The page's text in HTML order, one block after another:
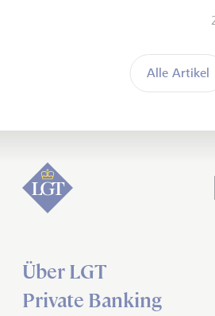
Alle Artikel
Über LGT
Private Banking